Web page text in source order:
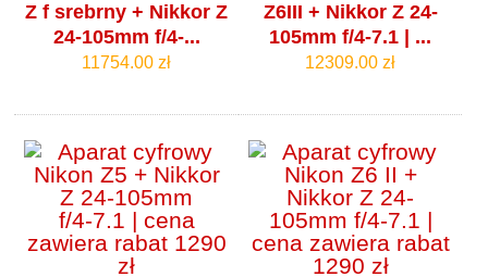
Z f srebrny + Nikkor Z
24-105mm f/4‑...
11754.00 zł
Z6III + Nikkor Z 24-
105mm f/4‑7.1 | ...
12309.00 zł